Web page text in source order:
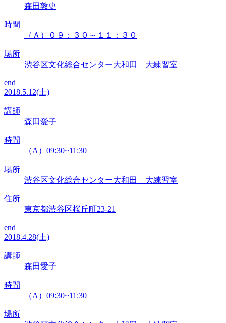
森田敦史
時間
（Ａ）０９：３０～１１：３０
場所
渋谷区文化総合センター大和田 大練習室
end
2018.5.12(土)
講師
森田愛子
時間
（A）09:30~11:30
場所
渋谷区文化総合センター大和田 大練習室
住所
東京都渋谷区桜丘町23-21
end
2018.4.28(土)
講師
森田愛子
時間
（A）09:30~11:30
場所